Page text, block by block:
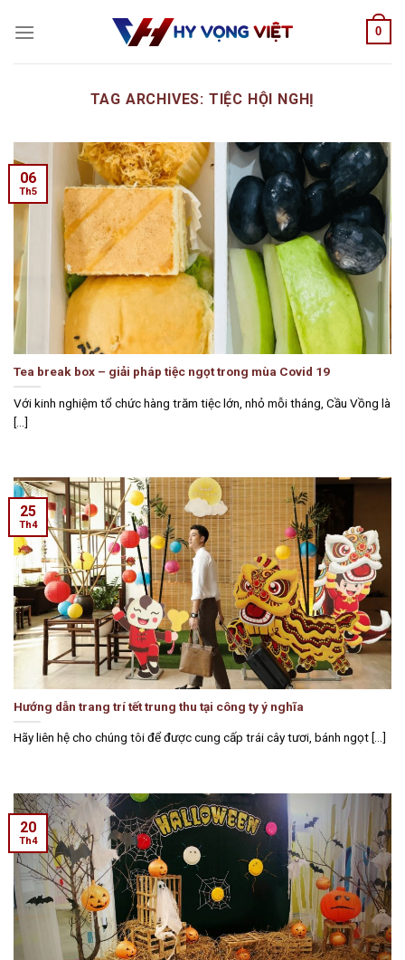
0
TAG ARCHIVES: TIỆC HỘI NGHỊ
Tea break box – giải pháp tiệc ngọt trong mùa Covid 19
Với kinh nghiệm tổ chức hàng trăm tiệc lớn, nhỏ mỗi tháng, Cầu Vồng là
[...]
06
Th5
Hướng dẫn trang trí tết trung thu tại công ty ý nghĩa
Hãy liên hệ cho chúng tôi để được cung cấp trái cây tươi, bánh ngọt [...]
25
Th4
20
Th4